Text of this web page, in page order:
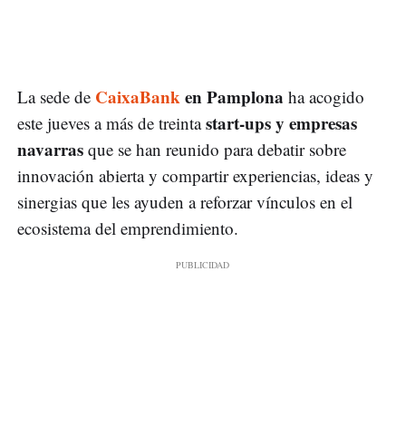
La sede de CaixaBanken Pamplona ha acogido
este jueves a más de treintastart-ups y empresas
navarras que se han reunido para debatir sobre
innovación abierta y compartir experiencias, ideas y
sinergias que les ayuden a reforzar vínculos en el
ecosistema del emprendimiento.